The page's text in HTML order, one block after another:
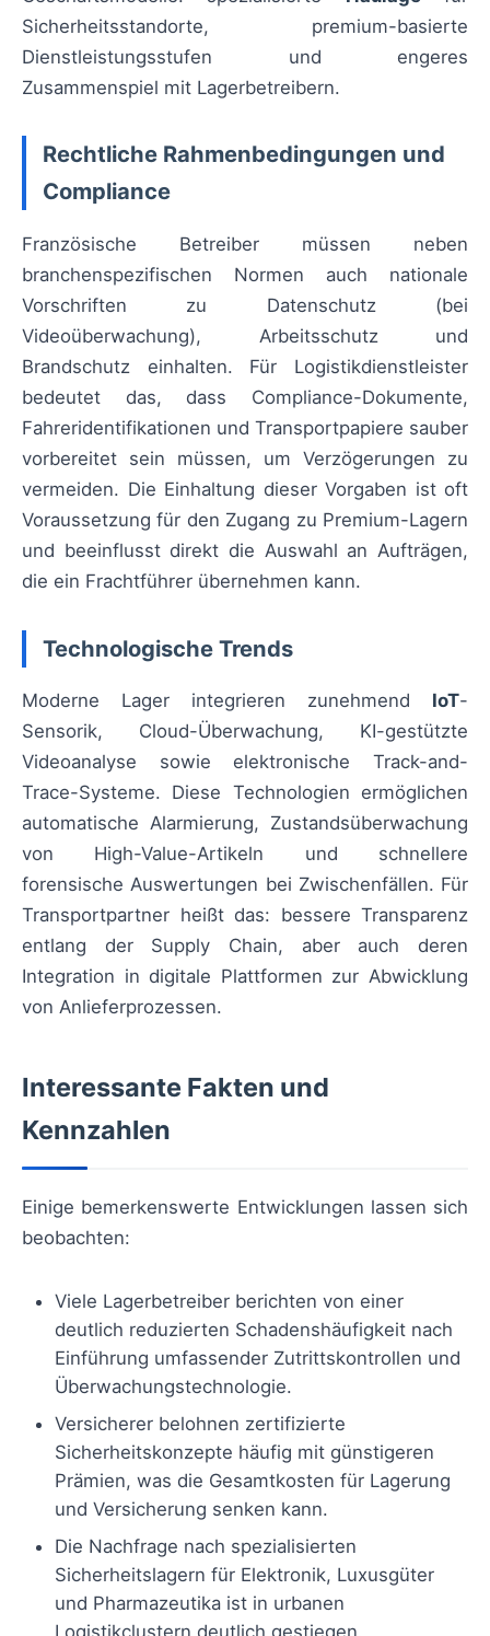
Sicherheitsstandorte, premium-basierte
Dienstleistungsstufen und engeres
Zusammenspiel mit Lagerbetreibern.
Rechtliche Rahmenbedingungen und
Compliance
Französische Betreiber müssen neben
branchenspezifischen Normen auch nationale
Vorschriften zu Datenschutz (bei
Videoüberwachung), Arbeitsschutz und
Brandschutz einhalten. Für Logistikdienstleister
bedeutet das, dass Compliance-Dokumente,
Fahreridentifikationen und Transportpapiere sauber
vorbereitet sein müssen, um Verzögerungen zu
vermeiden. Die Einhaltung dieser Vorgaben ist oft
Voraussetzung für den Zugang zu Premium-Lagern
und beeinflusst direkt die Auswahl an Aufträgen,
die ein Frachtführer übernehmen kann.
Technologische Trends
Moderne Lager integrieren zunehmend IoT-
Sensorik, Cloud-Überwachung, KI-gestützte
Videoanalyse sowie elektronische Track-and-
Trace-Systeme. Diese Technologien ermöglichen
automatische Alarmierung, Zustandsüberwachung
von High-Value-Artikeln und schnellere
forensische Auswertungen bei Zwischenfällen. Für
Transportpartner heißt das: bessere Transparenz
entlang der Supply Chain, aber auch deren
Integration in digitale Plattformen zur Abwicklung
von Anlieferprozessen.
Interessante Fakten und
Kennzahlen
Einige bemerkenswerte Entwicklungen lassen sich
beobachten:
Viele Lagerbetreiber berichten von einer
deutlich reduzierten Schadenshäufigkeit nach
Einführung umfassender Zutrittskontrollen und
Überwachungstechnologie.
Versicherer belohnen zertifizierte
Sicherheitskonzepte häufig mit günstigeren
Prämien, was die Gesamtkosten für Lagerung
und Versicherung senken kann.
Die Nachfrage nach spezialisierten
Sicherheitslagern für Elektronik, Luxusgüter
und Pharmazeutika ist in urbanen
Logistikclustern deutlich gestiegen.